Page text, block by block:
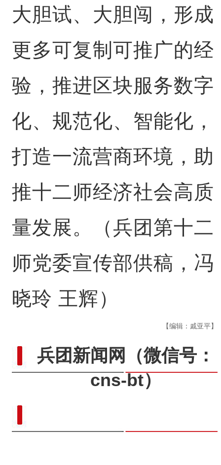
大胆试、大胆闯，形成
更多可复制可推广的经
验，推进区块服务数字
化、规范化、智能化，
打造一流营商环境，助
推十二师经济社会高质
量发展。（兵团第十二
师党委宣传部供稿，冯
晓玲 王辉）
【编辑：戚亚平】
兵团新闻网
（微信号：
cns-bt）